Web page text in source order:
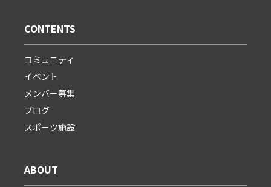
返事しない方はお断りします。 ...
CONTENTS
コミュニティ
イベント
メンバー募集
ブログ
スポーツ施設
ABOUT